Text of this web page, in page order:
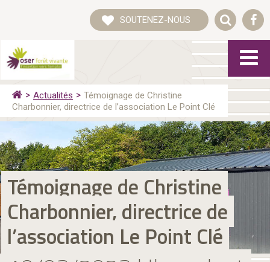
SOUTENEZ-NOUS
Actualités
Témoignage de Christine
Charbonnier, directrice de l’association Le Point Clé
Témoignage de Christine
Charbonnier, directrice de
l’association Le Point Clé